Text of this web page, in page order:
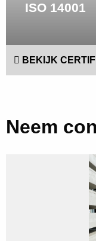
ISO 14001
BEKIJK
Neem